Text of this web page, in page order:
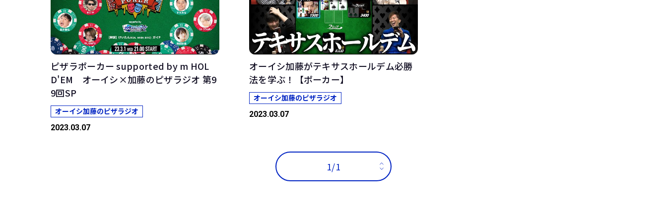
ピザラポーカー supported by m HOL
D'EM オーイシ×加藤のピザラジオ 第9
9回SP
オーイシ加藤のピザラジオ
2023.03.07
オーイシ加藤がテキサスホールデム必勝
法を学ぶ！【ポーカー】
オーイシ加藤のピザラジオ
2023.03.07
1/1